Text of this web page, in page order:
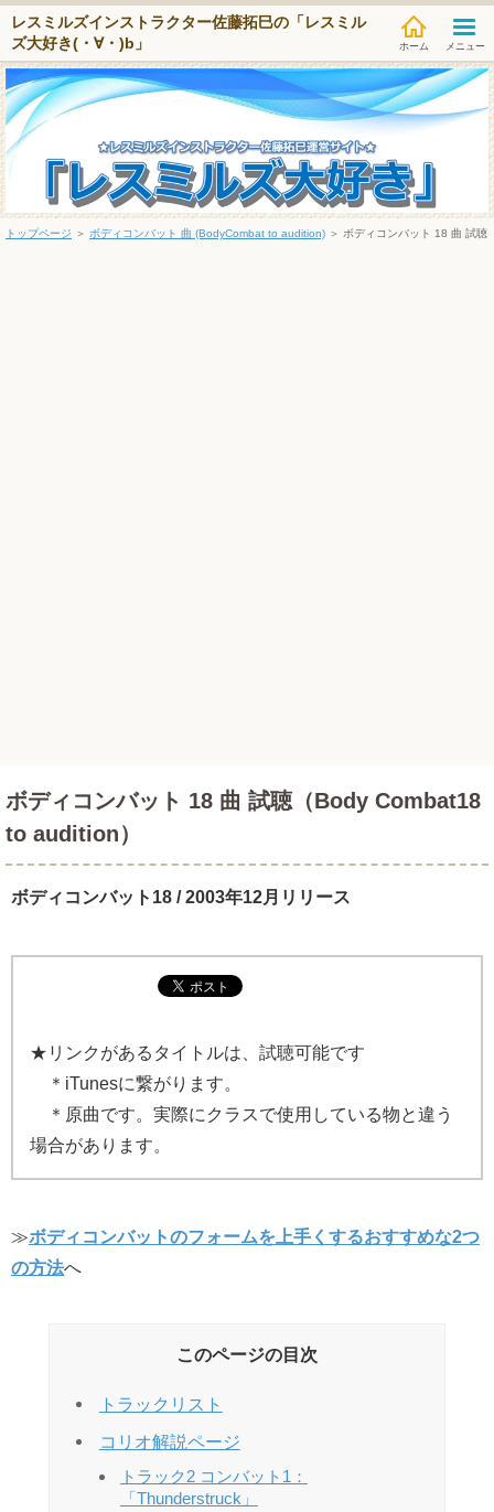
レスミルズインストラクター佐藤拓巳の「レスミル
ズ大好き(・∀・)b」
メニュー
トップページ ＞ ボディコンバット 曲 (BodyCombat to audition) ＞ ボディコンバット 18 曲 試聴
ボディコンバット 18 曲 試聴（Body Combat18
to audition）
ボディコンバット18 / 2003年12月リリース
★リンクがあるタイトルは、試聴可能です
＊iTunesに繋がります。
＊原曲です。実際にクラスで使用している物と違う
場合があります。
≫ボディコンバットのフォームを上手くするおすすめな2つ
の方法へ
このページの目次
トラックリスト
コリオ解説ページ
トラック2 コンバット1：
「Thunderstruck」